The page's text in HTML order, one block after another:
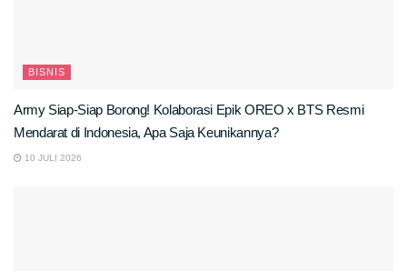
BISNIS
Army Siap-Siap Borong! Kolaborasi Epik OREO x BTS Resmi
Mendarat di Indonesia, Apa Saja Keunikannya?
10 JULI 2026